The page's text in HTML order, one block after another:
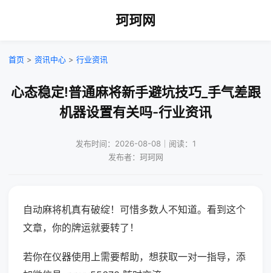
珂珂网
首页 > 资讯中心 > 行业资讯
心态稳定!普通麻将新手避坑技巧_手气差跟
机器设置有关吗-行业资讯
发布时间：2026-08-08｜阅读：1
发布者：珂珂网
自动麻将机真有破绽！可惜多数人不知道。看到这个
文章，你的牌运就要转了！
若你在仪器使用上需要帮助，想获取一对一指导，添